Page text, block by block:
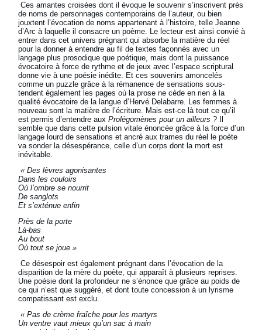
Ces amantes croisées dont il évoque le souvenir s’inscrivent près
de noms de personnages contemporains de l’auteur, ou bien
jouxtent l’évocation de noms appartenant à l’histoire, telle Jeanne
d’Arc à laquelle il consacre un poème. Le lecteur est ainsi convié à
entrer dans cet univers prégnant qui absorbe la matière du réel
pour la donner à entendre au fil de textes façonnés avec un
langage plus prosodique que poétique, mais dont la puissance
évocatoire à force de rythme et de jeux avec l’espace scriptural
donne vie à une poésie inédite. Et ces souvenirs amoncelés
comme un puzzle grâce à la rémanence de sensations sous-
tendent également les pages où la prose ne cède en rien à la
qualité évocatoire de la langue d’Hervé Delabarre. Les femmes à
nouveau sont la matière de l’écriture. Mais est-ce là tout ce qu’il
est permis d’entendre auxProlégomènes pour un ailleurs? Il
semble que dans cette pulsion vitale énoncée grâce à la force d’un
langage lourd de sensations et ancré aux trames du réel le poète
va sonder la désespérance, celle d’un corps dont la mort est
inévitable.
« Des lèvres agonisantes
Dans les couloirs
Où l’ombre se nourrit
De sanglots
Et s’exténue enfin
Près de la porte
Là-bas
Au bout
Où tout se joue »
Ce désespoir est également prégnant dans l’évocation de la
disparition de la mère du poète, qui apparaît à plusieurs reprises.
Une poésie dont la profondeur ne s’énonce que grâce au poids de
ce qui n’est que suggéré, et dont toute concession à un lyrisme
compatissant est exclu.
« Pas de crème fraîche pour les martyrs
Un ventre vaut mieux qu’un sac à main